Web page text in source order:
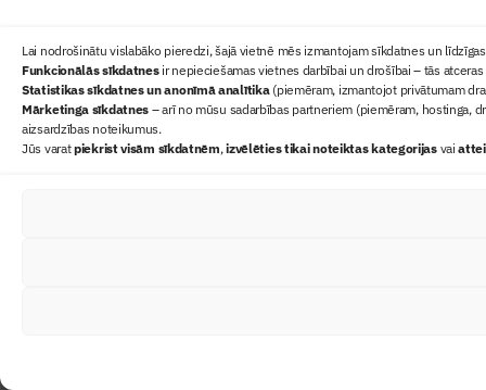
Lai nodrošinātu vislabāko pieredzi, šajā vietnē mēs izmantojam sīkdatnes un
Funkcionālās sīkdatnesir nepieciešamas vietnes darbībai un drošībai – tās
Statistikas sīkdatnes un anonīmā analītika(piemēram, izmantojot privātumam
Mārketinga sīkdatnes – arī no mūsu sadarbības partneriem (piemēram, hostinga,
aizsardzības noteikumus.
Jūs varatpiekrist visām sīkdatnēm,izvēlēties tikai noteiktas kategorijasvai